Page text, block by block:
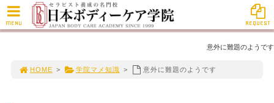
意外に難題のようです
HOME > 学院マメ知識 > 意外に難題のようです
MENU REQUEST